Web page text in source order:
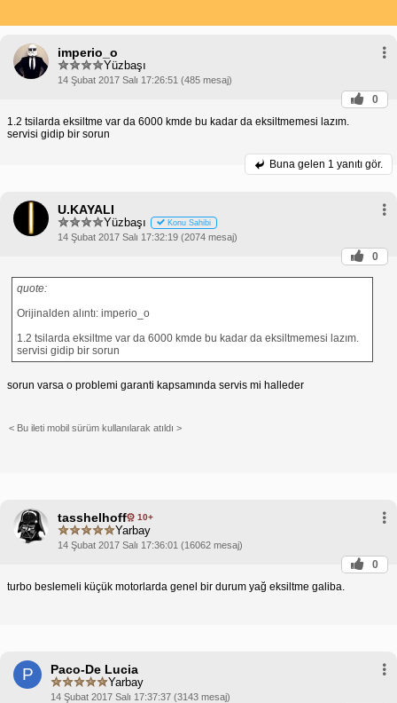
imperio_o
Yüzbaşı
14 Şubat 2017 Salı 17:26:51 (485 mesaj)
0
1.2 tsilarda eksiltme var da 6000 kmde bu kadar da eksiltmemesi lazım.
servisi gidip bir sorun
Buna gelen 1 yanıtı gör.
U.KAYALI
Yüzbaşı Konu Sahibi
14 Şubat 2017 Salı 17:32:19 (2074 mesaj)
0
quote:
Orijinalden alıntı: imperio_o
1.2 tsilarda eksiltme var da 6000 kmde bu kadar da eksiltmemesi lazım.
servisi gidip bir sorun
sorun varsa o problemi garanti kapsamında servis mi halleder
< Bu ileti mobil sürüm kullanılarak atıldı >
tasshelhoff 10+
Yarbay
14 Şubat 2017 Salı 17:36:01 (16062 mesaj)
0
turbo beslemeli küçük motorlarda genel bir durum yağ eksiltme galiba.
P Paco-De Lucia
Yarbay
14 Şubat 2017 Salı 17:37:37 (3143 mesaj)